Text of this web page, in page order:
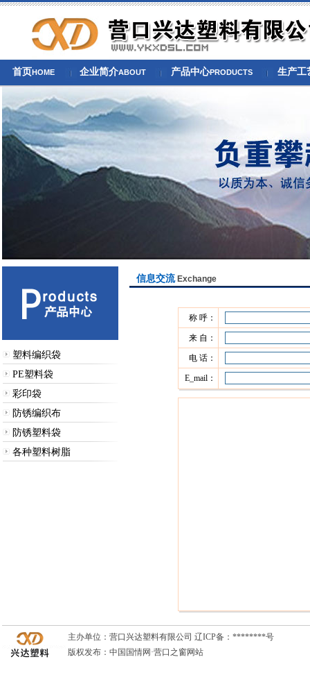
首页HOME 企业简介ABOUT 产品中心PRODUCTS 生产工
塑料编织袋
PE塑料袋
彩印袋
防锈编织布
防锈塑料袋
各种塑料树脂
信息交流 Exchange
称 呼：
来 自：
电 话：
E_mail：
主办单位： 营口兴达塑料有限公司 辽ICP备：********号
版权发布：中国国情网·营口之窗网站